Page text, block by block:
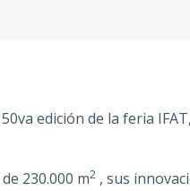
edición de la feria
230.000 m2 , sus